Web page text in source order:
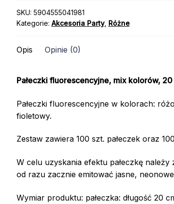
SKU: 5904555041981
Kategorie: Akcesoria Party, Różne
Opis Opinie (0)
Pałeczki fluorescencyjne, mix kolorów, 20
Pałeczki fluorescencyjne w kolorach:
fioletowy.
Zestaw zawiera 100 szt. pałeczek oraz
W celu uzyskania efektu pałeczkę należy
od razu zacznie emitować jasne, neonowe
Wymiar produktu: pałeczka: długość 20